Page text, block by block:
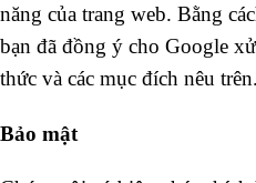
năng của trang web. Bằng
bạn đã đồng ý cho Google
thức và các mục đích nêu trên.
Bảo mật